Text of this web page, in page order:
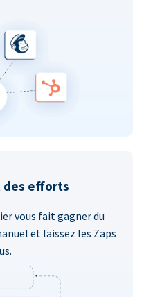
des efforts
vous fait gagner du
et laissez les Zaps